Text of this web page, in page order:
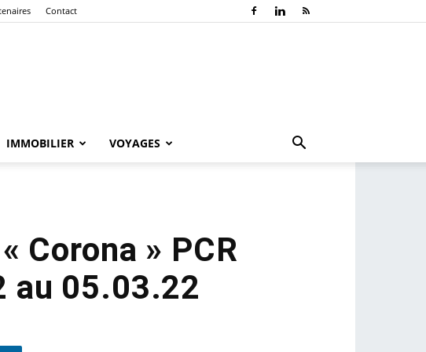
Contact
IMMOBILIER VOYAGES
Corona » PCR
au 05.03.22